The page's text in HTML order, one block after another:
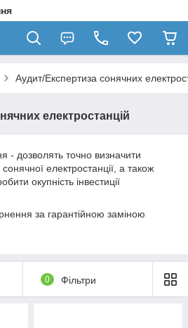
Аудит/Експертиза сонячних
електростанцій
- дозволять точно визначити
електростанції, а також
окупність інвестиції
за гарантійною заміною
0 Фільтри